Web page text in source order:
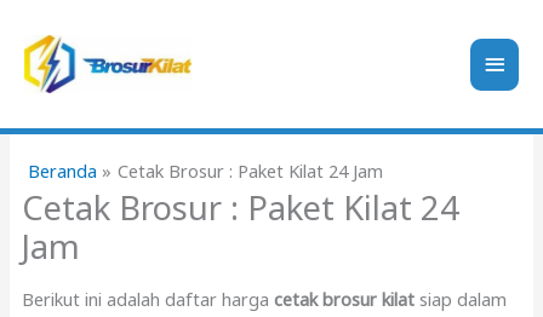
konten
Beranda Cetak Brosur : Paket Kilat 24 Jam
Cetak Brosur : Paket Kilat 24
Jam
Berikut ini adalah daftar harga cetak brosur kilatsiap dalam